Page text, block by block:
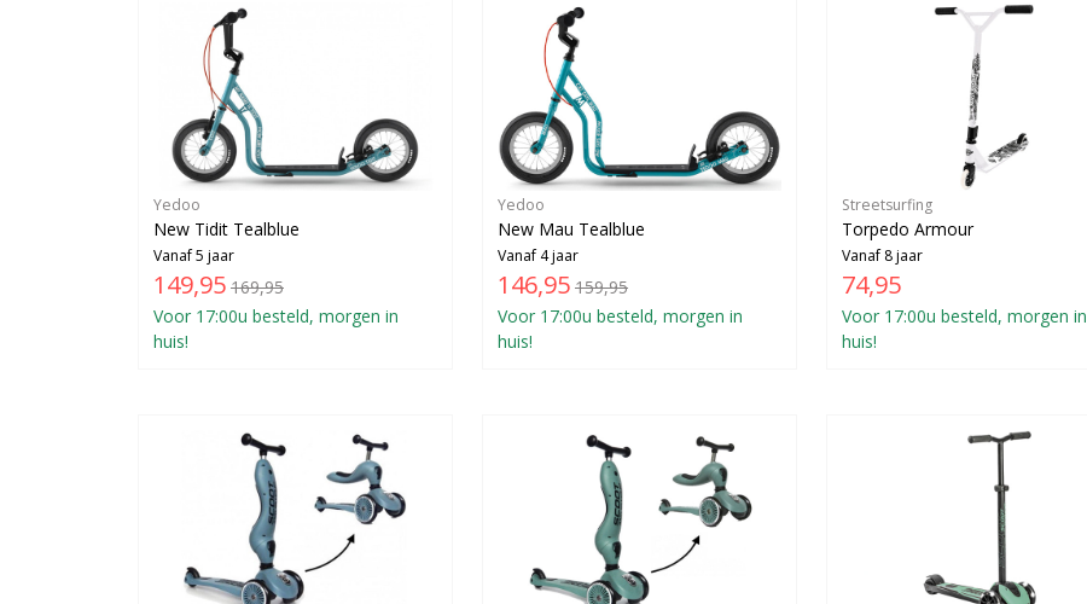
Yedoo
New Tidit Tealblue
Vanaf 5 jaar
149,95 169,95
Voor 17:00u besteld, morgen in
huis!
Yedoo
New Mau Tealblue
Vanaf 4 jaar
146,95 159,95
Voor 17:00u besteld, morgen in
huis!
Streetsurfing
Torpedo Armour
Vanaf 8 jaar
74,95
Voor 17:00u besteld, morgen in
huis!